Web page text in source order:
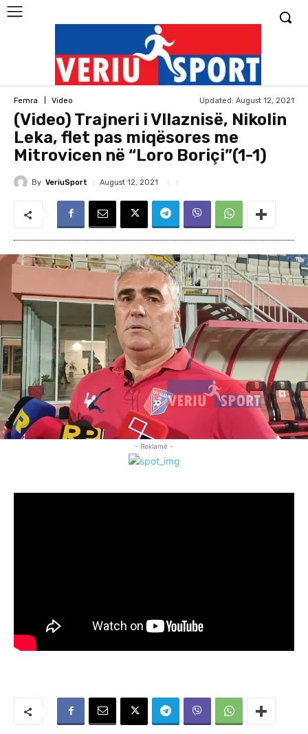
Femra Video Updated: August 12, 2021
(Video) Trajneri i Vllaznisë, Nikolin
Leka, flet pas miqësores me
Mitrovicen në “Loro Boriçi”(1-1)
By VeriuSport August 12, 2021
- Reklamë -